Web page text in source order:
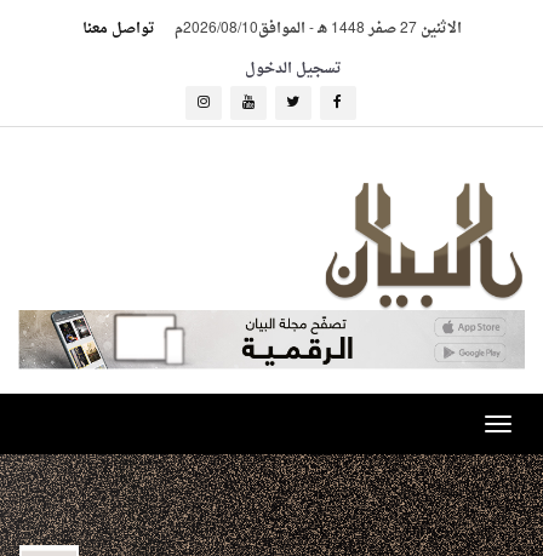
الاثنين 27 صفر 1448 هـ -الموافق2026/08/10م
تواصل معنا
تسجيل الدخول
Toggle
navigation